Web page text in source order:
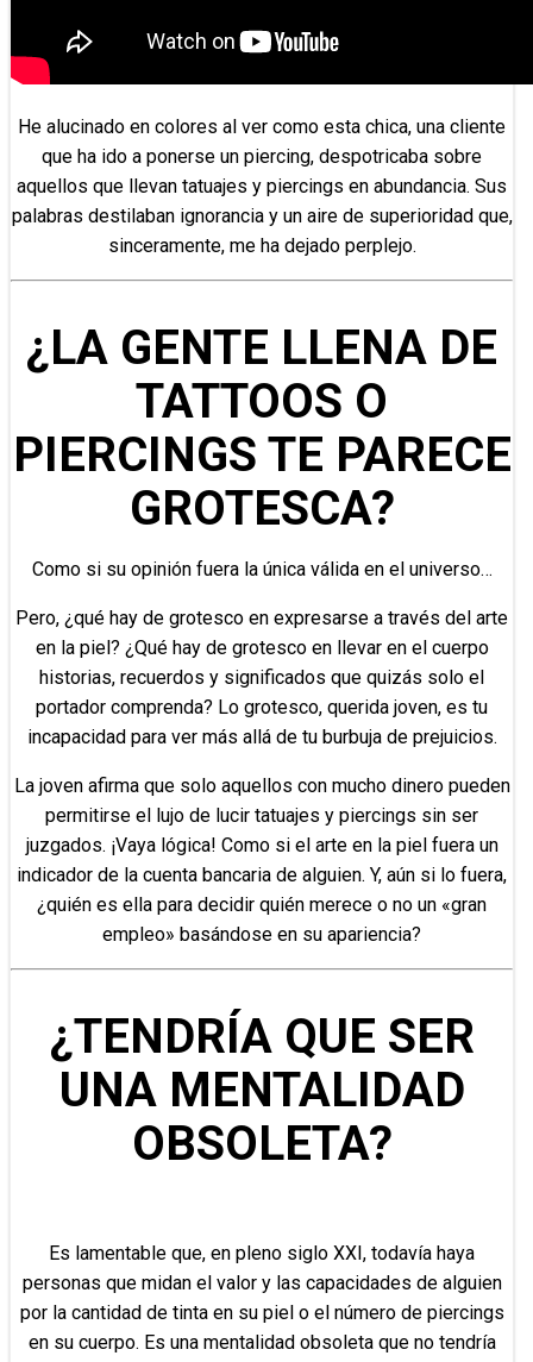
He alucinado en colores al ver como esta chica, una cliente
que ha ido a ponerse un piercing, despotricaba sobre
aquellos que llevan tatuajes y piercings en abundancia. Sus
palabras destilaban ignorancia y un aire de superioridad que,
sinceramente, me ha dejado perplejo.
¿LA GENTE LLENA DE
TATTOOS O
PIERCINGS TE PARECE
GROTESCA?
Como si su opinión fuera la única válida en el universo…
Pero, ¿qué hay de grotesco en expresarse a través del arte
en la piel? ¿Qué hay de grotesco en llevar en el cuerpo
historias, recuerdos y significados que quizás solo el
portador comprenda? Lo grotesco, querida joven, es tu
incapacidad para ver más allá de tu burbuja de prejuicios.
La joven afirma que solo aquellos con mucho dinero pueden
permitirse el lujo de lucir tatuajes y piercings sin ser
juzgados. ¡Vaya lógica! Como si el arte en la piel fuera un
indicador de la cuenta bancaria de alguien. Y, aún si lo fuera,
¿quién es ella para decidir quién merece o no un «gran
empleo» basándose en su apariencia?
¿TENDRÍA QUE SER
UNA MENTALIDAD
OBSOLETA?
Es lamentable que, en pleno siglo XXI, todavía haya
personas que midan el valor y las capacidades de alguien
por la cantidad de tinta en su piel o el número de piercings
en su cuerpo. Es una mentalidad obsoleta que no tendría